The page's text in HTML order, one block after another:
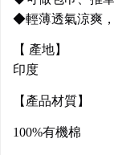
◆輕薄透氣涼爽
【 產地】
印度
【產品材質】
100%有機棉